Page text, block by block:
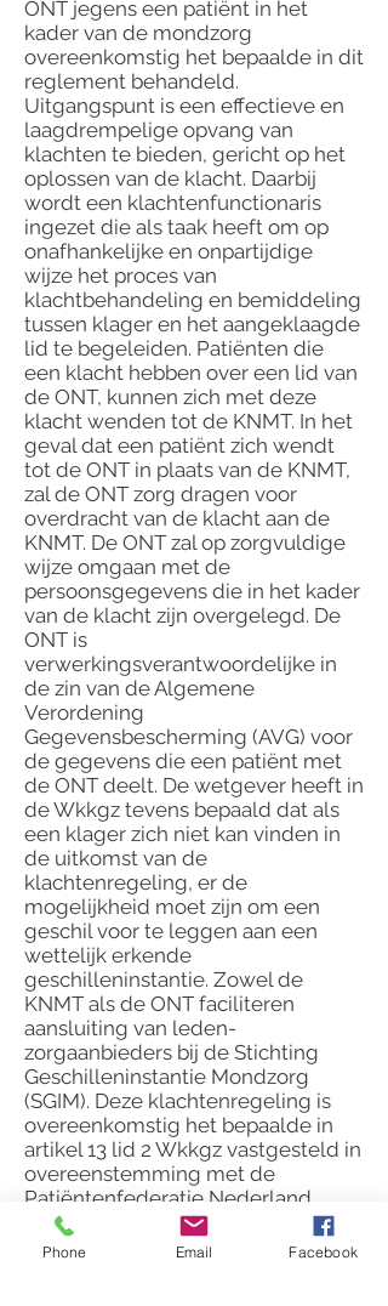
ONT jegens een patiënt in het
kader van de mondzorg
overeenkomstig het bepaalde in dit
reglement behandeld.
Uitgangspunt is een effectieve en
laagdrempelige opvang van
klachten te bieden, gericht op het
oplossen van de klacht. Daarbij
wordt een klachtenfunctionaris
ingezet die als taak heeft om op
onafhankelijke en onpartijdige
wijze het proces van
klachtbehandeling en bemiddeling
tussen klager en het aangeklaagde
lid te begeleiden. Patiënten die
een klacht hebben over een lid van
de ONT, kunnen zich met deze
klacht wenden tot de KNMT. In het
geval dat een patiënt zich wendt
tot de ONT in plaats van de KNMT,
zal de ONT zorg dragen voor
overdracht van de klacht aan de
KNMT. De ONT zal op zorgvuldige
wijze omgaan met de
persoonsgegevens die in het kader
van de klacht zijn overgelegd. De
ONT is
verwerkingsverantwoordelijke in
de zin van de Algemene
Verordening
Gegevensbescherming (AVG) voor
de gegevens die een patiënt met
de ONT deelt. De wetgever heeft in
de Wkkgz tevens bepaald dat als
een klager zich niet kan vinden in
de uitkomst van de
klachtenregeling, er de
mogelijkheid moet zijn om een
geschil voor te leggen aan een
wettelijk erkende
geschilleninstantie. Zowel de
KNMT als de ONT faciliteren
aansluiting van leden-
zorgaanbieders bij de Stichting
Geschilleninstantie Mondzorg
(SGIM). Deze klachtenregeling is
overeenkomstig het bepaalde in
artikel 13 lid 2 Wkkgz vastgesteld in
overeenstemming met de
Patiëntenfederatie Nederland,
zijnde de representatief te achten
organisatie van patiënten.
Phone Email Facebook